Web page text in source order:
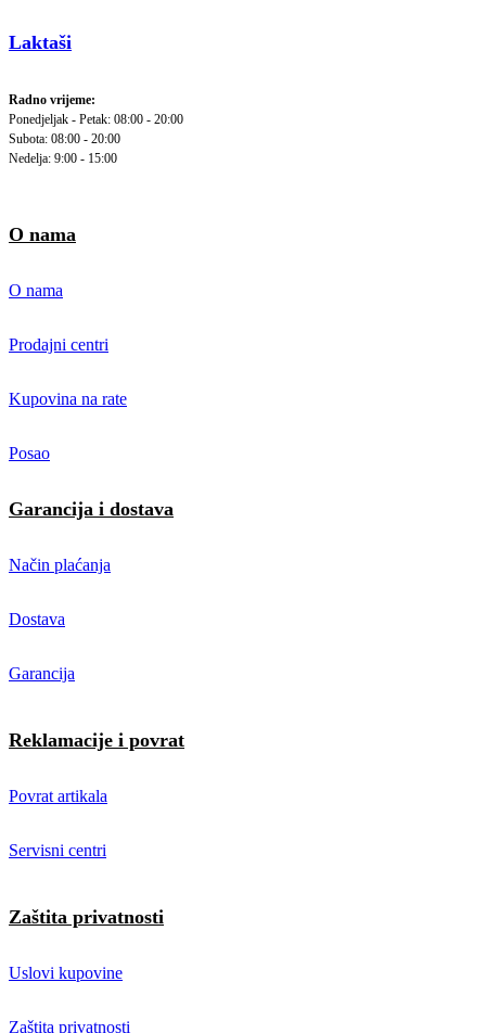
Laktaši
Radno vrijeme:
Ponedjeljak - Petak: 08:00 - 20:00
Subota: 08:00 - 20:00
Nedelja: 9:00 - 15:00
O nama
O nama
Prodajni centri
Kupovina na rate
Posao
Garancija i dostava
Način plaćanja
Dostava
Garancija
Reklamacije i povrat
Povrat artikala
Servisni centri
Zaštita privatnosti
Uslovi kupovine
Zaštita privatnosti